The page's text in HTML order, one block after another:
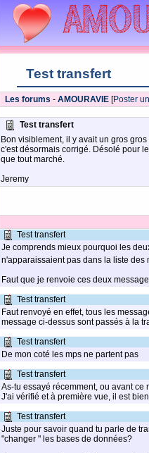
Test transfert
Les forums - AMOURAVIE [Poster
Test transfert
Bon visiblement, il y avait un gros
c'est désormais corrigé. Désolé pour
que tout marché.
Jeremy
Test transfert
Je comprends mieux pourquoi les
n'apparaissaient pas dans la liste des
Faut que je renvoie ces deux
Test transfert
Faut renvoyé en effet, tous les
message ci-dessus sont passés à la
Test transfert
De mon coté les mps ne partent pas
Test transfert
As-tu essayé récemment, ou avant ce
J'ai vérifié et à première vue, il est
Test transfert
Juste pour savoir quand tu parle de
"changer " les bases de données?